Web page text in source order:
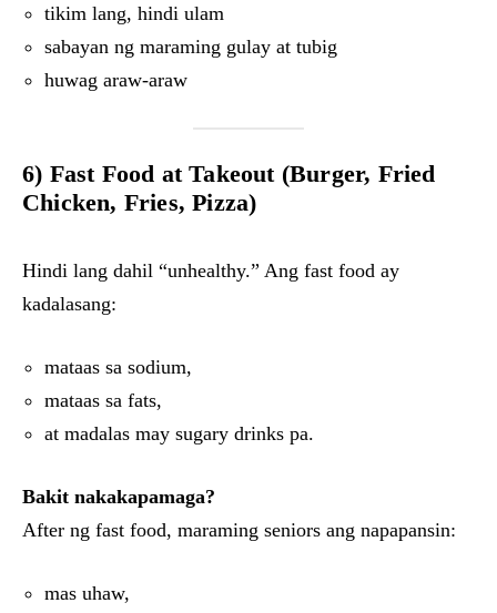
tikim lang, hindi ulam
sabayan ng maraming gulay at tubig
huwag araw-araw
6) Fast Food at Takeout (Burger, Fried
Chicken, Fries, Pizza)
Hindi lang dahil “unhealthy.” Ang fast food ay
kadalasang:
mataas sa sodium,
mataas sa fats,
at madalas may sugary drinks pa.
Bakit nakakapamaga?
After ng fast food, maraming seniors ang napapansin:
mas uhaw,